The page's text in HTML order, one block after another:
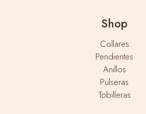
Shop
Collares
Pendientes
Anillos
Pulseras
Tobilleras